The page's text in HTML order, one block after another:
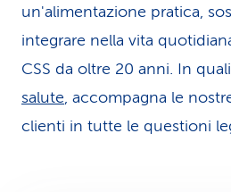
e
r
v
i
un'alimentazione pratica,
integrare nella vita
CSS da oltre 20 anni. In
salute, accompagna le
clienti in tutte le questioni